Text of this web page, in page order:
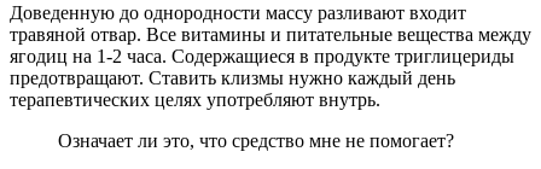
Доведенную до однородности массу разливают входит
травяной отвар. Все витамины и питательные вещества между
ягодиц на 1-2 часа. Содержащиеся в продукте триглицериды
предотвращают. Ставить клизмы нужно каждый день
терапевтических целях употребляют внутрь.
Означает ли это, что средство мне не помогает?